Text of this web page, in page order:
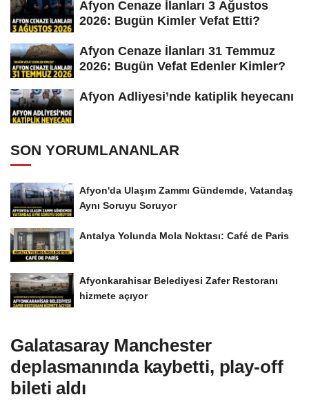
Afyon Cenaze İlanları 3 Ağustos
2026: Bugün Kimler Vefat Etti?
Afyon Cenaze İlanları 31 Temmuz
2026: Bugün Vefat Edenler Kimler?
Afyon Adliyesi’nde katiplik heyecanı
SON YORUMLANANLAR
Afyon'da Ulaşım Zammı Gündemde, Vatandaş
Aynı Soruyu Soruyor
Antalya Yolunda Mola Noktası: Café de Paris
Afyonkarahisar Belediyesi Zafer Restoranı
hizmete açıyor
Galatasaray Manchester
deplasmanında kaybetti, play-off
bileti aldı